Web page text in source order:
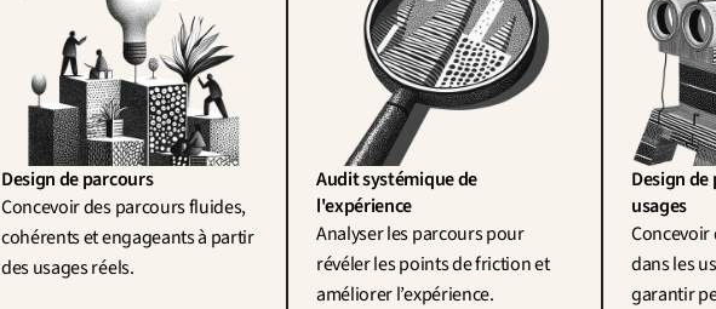
Design de parcours
Concevoir des parcours fluides,
cohérents et engageants à partir
des usages réels.
Audit systémique de
l'expérience
Analyser les parcours pour
révéler les points de friction et
améliorer l’expérience.
Design
usages
Concevoir
dans les
garantir